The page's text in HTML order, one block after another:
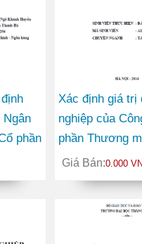
phần
Xác định giá trị
nghiệp của
phần Thương
Hưng
Giá Bán:0.000